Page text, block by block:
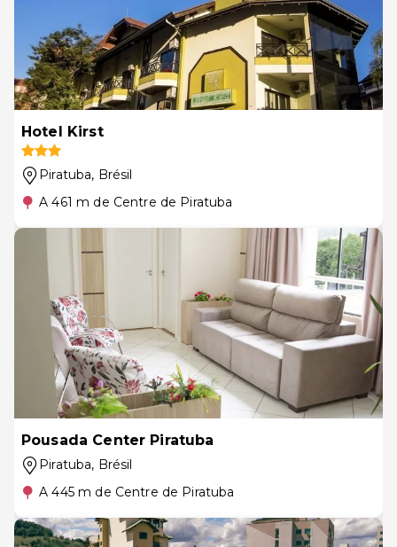
Hotel Kirst
Piratuba, Brésil
A 461 m de Centre de Piratuba
Pousada Center Piratuba
Piratuba, Brésil
A 445 m de Centre de Piratuba